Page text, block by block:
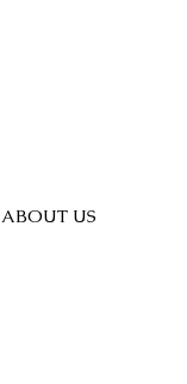
ABOUT US